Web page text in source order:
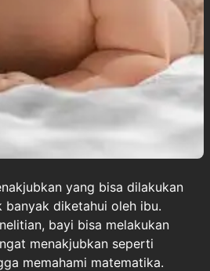
yang bisa dilakukan
banyak diketahui oleh ibu.
bayi bisa melakukan
menakjubkan seperti
memahami matematika.